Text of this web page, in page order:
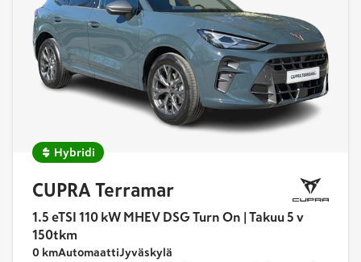
Hybridi
CUPRA Terramar
1.5 eTSI 110 kW MHEV DSG Turn On | Takuu 5 v
150tkm
0 kmAutomaattiJyväskylä